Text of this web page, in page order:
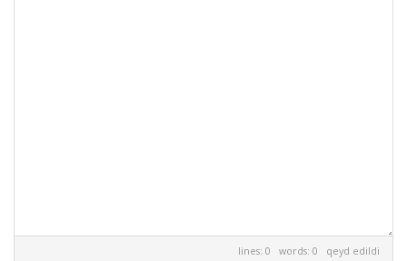
lines: 0 words: 0 qeyd edildi